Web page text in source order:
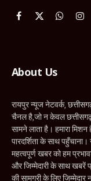
Facebook
X
About Us
रायपुर न्यूज नेटवर्क,
चैनल है,जो न केवल
सामने लाता है। हमारा
पारदर्शिता के साथ
महत्वपूर्ण खबर को हम
और जिम्मेदारी के साथ खबरें
की सामग्री के लिए